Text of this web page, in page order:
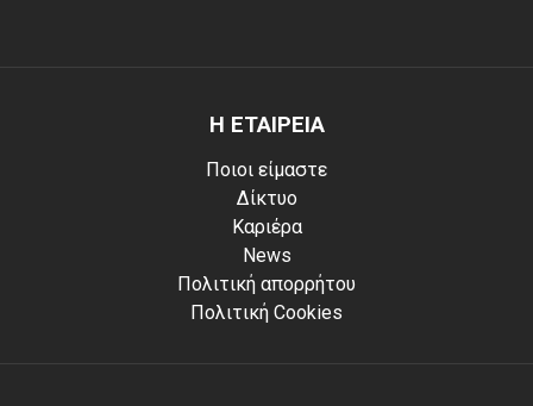
Η ΕΤΑΙΡΕΙΑ
Ποιοι είμαστε
Δίκτυο
Καριέρα
News
Πολιτική απορρήτου
Πολιτική Cookies